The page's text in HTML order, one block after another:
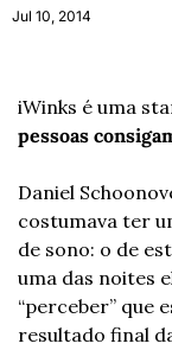
Jul 10, 2014
iWinks é uma
pessoas
Daniel
costumava ter
de sono: o de
uma das noites
“perceber” que
resultado final